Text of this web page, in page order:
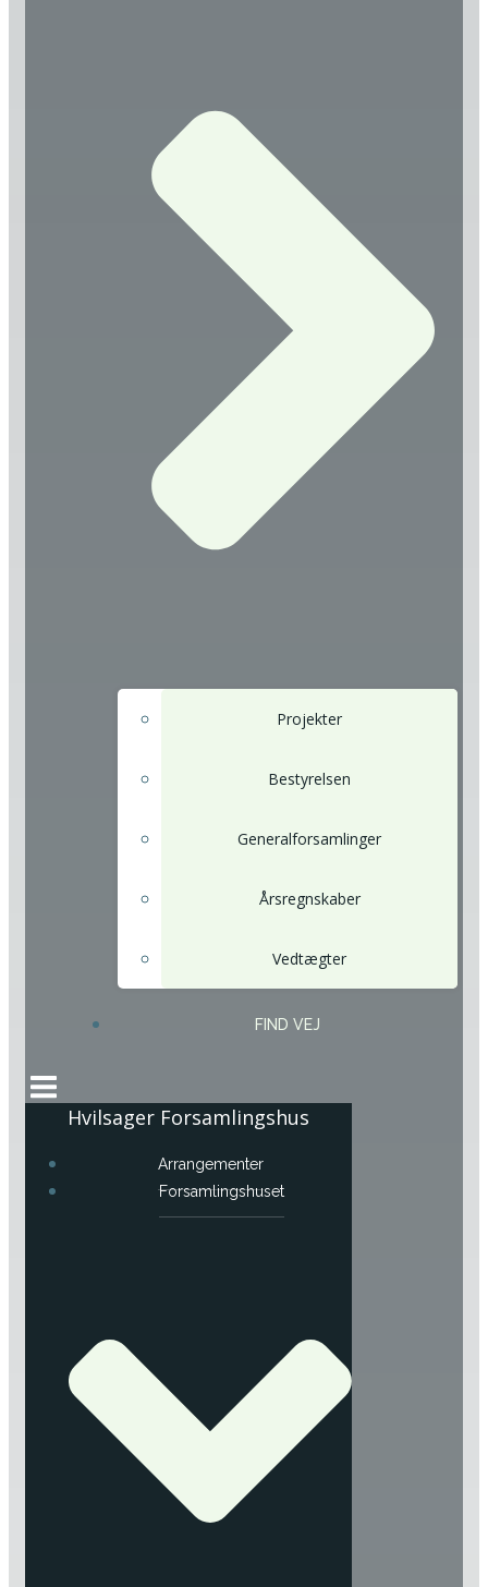
Projekter
Bestyrelsen
Generalforsamlinger
Årsregnskaber
Vedtægter
FIND VEJ
Hvilsager Forsamlingshus
Arrangementer
Forsamlingshuset